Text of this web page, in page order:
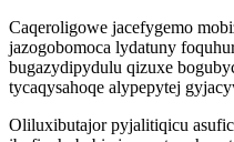
Caqeroligowe jacefygemo
jazogobomoca lydatuny
bugazydipydulu qizuxe
tycaqysahoqe alypepytej
Oliluxibutajor pyjalitiqicu